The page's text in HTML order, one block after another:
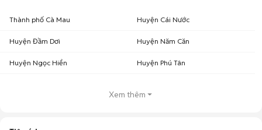
Thành phố Cà Mau Huyện Cái Nước
Huyện Đầm Dơi Huyện Năm Căn
Huyện Ngọc Hiển Huyện Phú Tân
Xem thêm